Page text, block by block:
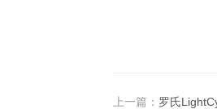
上一篇： 罗氏